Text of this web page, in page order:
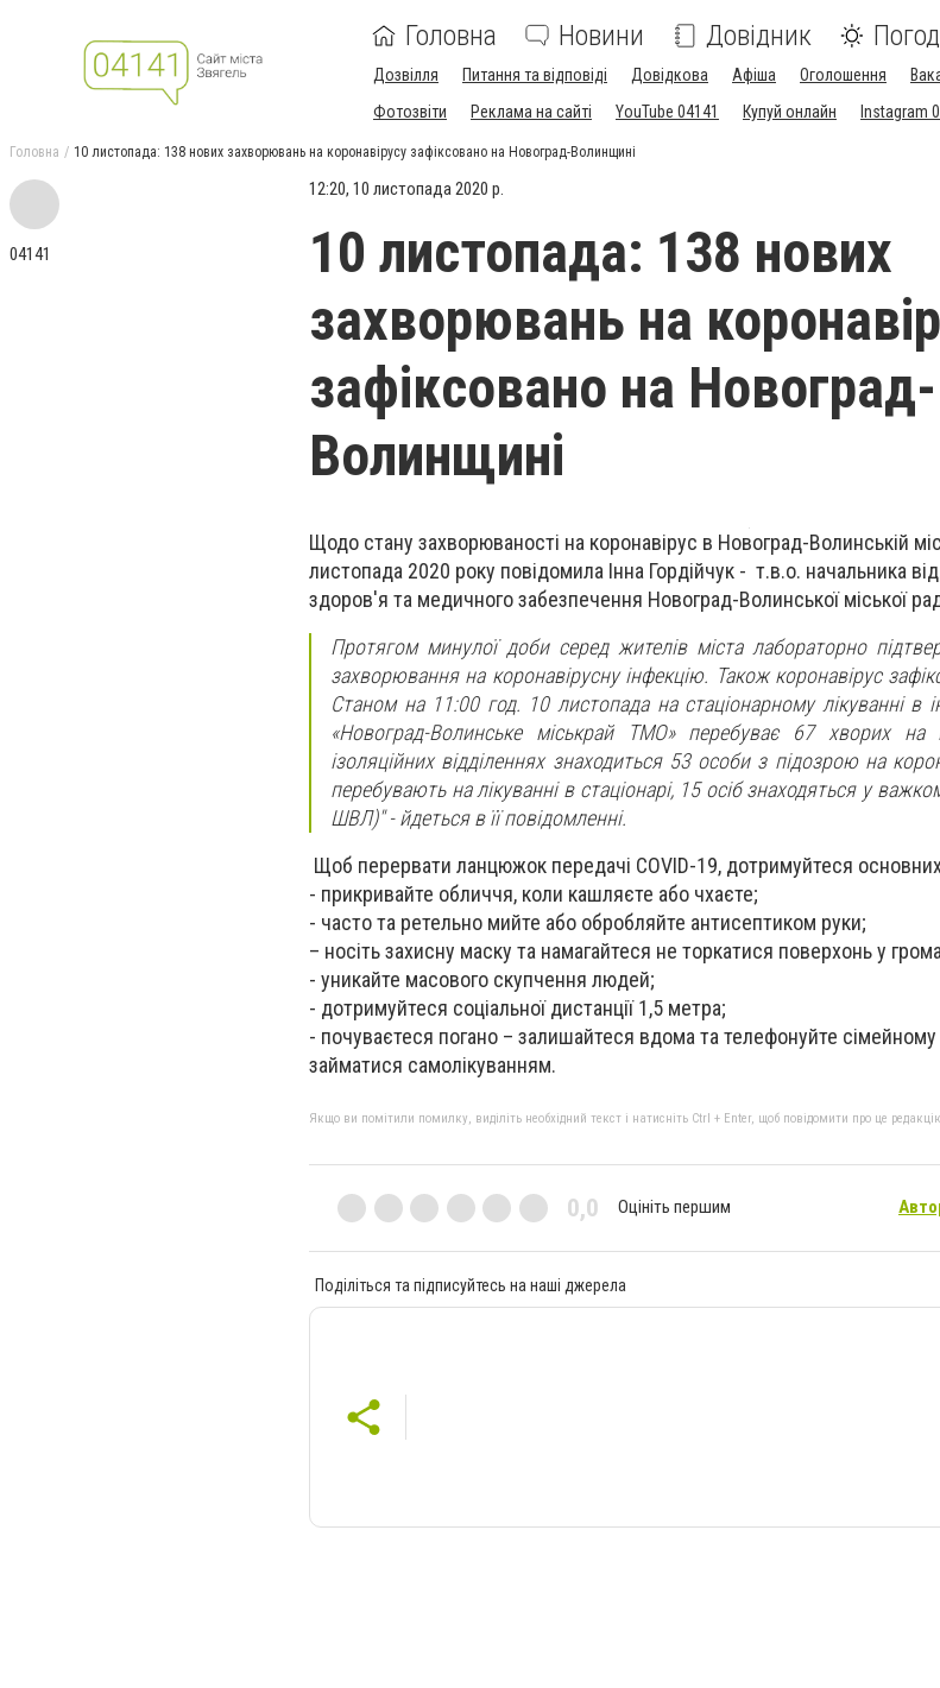
Головна Новини Довідник
Дозвілля Питання та відповіді Довідкова Афіша Оголошення
Фотозвіти
Реклама на сайті YouTube 04141 Купуй онлайн Instagram
Головна 10 листопада: 138 нових захворювань на коронавірусу зафіксовано на Новоград-Волинщині
04141
12:20, 10 листопада 2020 р.
10 листопада: 138 нових
захворювань на
зафіксовано на Новоград-
Волинщині
Щодо стану захворюваності на коронавірус в Новоград-Волинській
листопада 2020 року повідомила Інна Гордійчук - т.в.о. начальника
здоров'я та медичного забезпечення Новоград-Волинської міської
Протягом минулої доби серед жителів міста лабораторно
захворювання на коронавірусну інфекцію. Також коронавірус
Станом на 11:00 год. 10 листопада на стаціонарному лікуванні в
«Новоград-Волинське міськрай ТМО» перебуває 67 хворих на
ізоляційних відділеннях знаходиться 53 особи з підозрою на
перебувають на лікуванні в стаціонарі, 15 осіб знаходяться у
ШВЛ)" - йдеться в її повідомленні.
Щоб перервати ланцюжок передачі COVID-19, дотримуйтеся
- прикривайте обличчя, коли кашляєте або чхаєте;
- часто та ретельно мийте або обробляйте антисептиком руки;
– носіть захисну маску та намагайтеся не торкатися поверхонь у
- уникайте масового скупчення людей;
- дотримуйтеся соціальної дистанції 1,5 метра;
- почуваєтеся погано – залишайтеся вдома та телефонуйте
займатися самолікуванням.
Якщо ви помітили помилку, виділіть необхідний текст і натисніть Ctrl + Enter, щоб повідомити про це
0,0 Оцініть першим
Поділіться та підписуйтесь на наші джерела